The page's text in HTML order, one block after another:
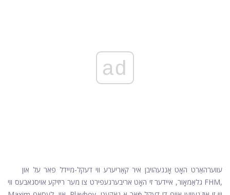
ad
עווערהאַרט האָט אָנגעהויבן איר קאַריערע ווי דעקל-מיידל פאר על און
גלאַמאָור, איידער זי האָט אריבערגעפירט צו מער ריזיקע אויסגאבעס ווי FHM,